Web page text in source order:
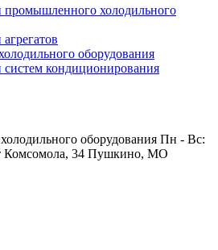
промышленного холодильного
оборудования
систем кондиционирования
оборудования Пн - Вс:
Комсомола, 34 Пушкино, МО